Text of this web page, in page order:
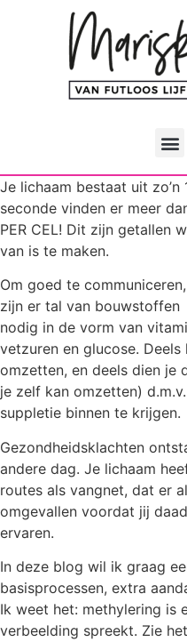
Je lichaam bestaat uit
seconde vinden er meer
PER CEL! Dit zijn getallen
van is te maken.
Om goed te communiceren,
zijn er tal van bouwstoffen
nodig in de vorm van
vetzuren en glucose.
omzetten, en deels dien
je zelf kan omzetten)
suppletie binnen te krijgen.
Gezondheidsklachten
andere dag. Je lichaam
routes als vangnet, dat er
omgevallen voordat jij
ervaren.
In deze blog wil ik graag
basisprocessen, extra
Ik weet het: methylering is
verbeelding spreekt. Zie